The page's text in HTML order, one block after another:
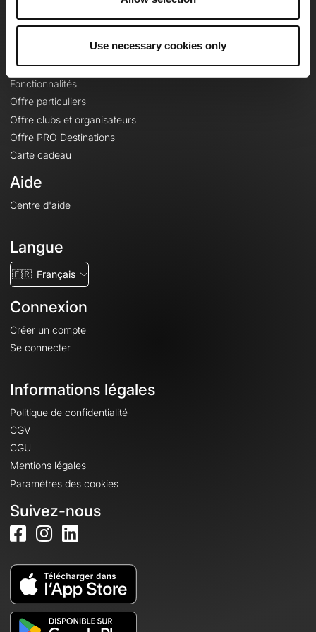
Use necessary cookies only
Le Mag'
Fonds de cartes topographiques
Fonctionnalités
Offre particuliers
Offre clubs et organisateurs
Offre PRO Destinations
Carte cadeau
Aide
Centre d'aide
Langue
🇫🇷 Français
Connexion
Créer un compte
Se connecter
Informations légales
Politique de confidentialité
CGV
CGU
Mentions légales
Paramètres des cookies
Suivez-nous